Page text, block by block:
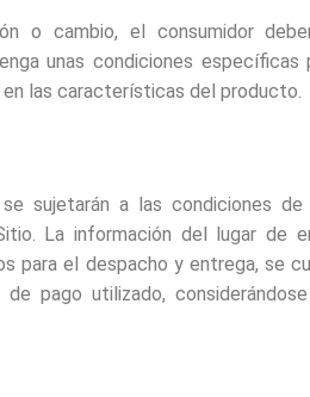
o cambio, el consumidor
unas condiciones específicas
las características del producto.
sujetarán a las condiciones
La información del lugar de
para el despacho y entrega, se
pago utilizado,